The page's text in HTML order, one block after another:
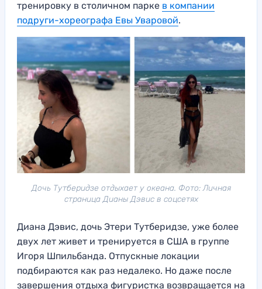
тренировку в столичном парке в компании
подруги-хореографа Евы Уваровой.
Дочь Тутберидзе отдыхает у океана. Фото: Личная
страница Дианы Дэвис в соцсетях
Диана Дэвис, дочь Этери Тутберидзе, уже более
двух лет живет и тренируется в США в группе
Игоря Шпильбанда. Отпускные локации
подбираются как раз недалеко. Но даже после
завершения отдыха фигуристка возвращается на